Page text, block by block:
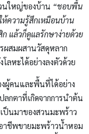
ใหญ่ของบ้าน “ชอบพื้น
ห้ความรู้สึกเหมือนบ้าน
แล้วก็ดูแลรักษาง่ายด้วย
ผสมผสานวัสดุหลาก
ลหะได้อย่างลงตัวด้วย
ผู้คนและพื้นที่ได้อย่าง
กตาที่เกิดจากการนำต้น
ป็นมาของสวนมะพร้าว
ชีพขายมะพร้าวน้ำหอม